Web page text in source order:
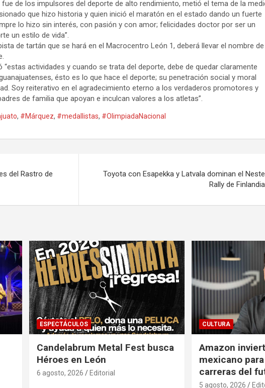
de los impulsores del deporte de alto rendimiento, metió el tema de la
que hizo historia y quien inició el maratón en el estado dando un fuerte
lo hizo sin interés, con pasión y con amor; felicidades doctor por ser un
un estilo de vida”.
de tartán que se hará en el Macrocentro León 1, deberá llevar el nombre de
actividades y cuando se trata del deporte, debe de quedar claramente
ésto es lo que hace el deporte; su penetración social y moral
Soy reiterativo en el agradecimiento eterno a los verdaderos promotores y
de familia que apoyan e inculcan valores a los atletas”.
, #Márquez, #medallistas, #OlimpiadaNacional
del Rastro de
Toyota con Esapekka y Latvala dominan el Neste
Rally de Finlandia
ESPECTÁCULOS
Candelabrum Metal Fest busca
Héroes en León
6 agosto, 2026 Editorial
CULTURA
Amazon
mexicano
carreras del
5 agosto, 2026